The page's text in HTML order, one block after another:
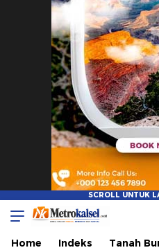
Metro Kalsel
Media Online Terkini,
Home Indeks Tanah